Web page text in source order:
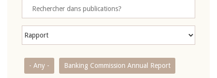
- Any - Banking Commission Annual Report